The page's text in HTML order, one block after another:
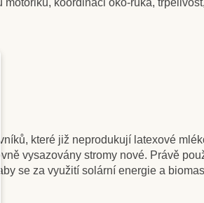
645 Kč 460 Kč
koordinaci oko-ruka, trpělivost,
které již neprodukují latexové
vysazovány stromy nové. Právě
se za využití solární energie a